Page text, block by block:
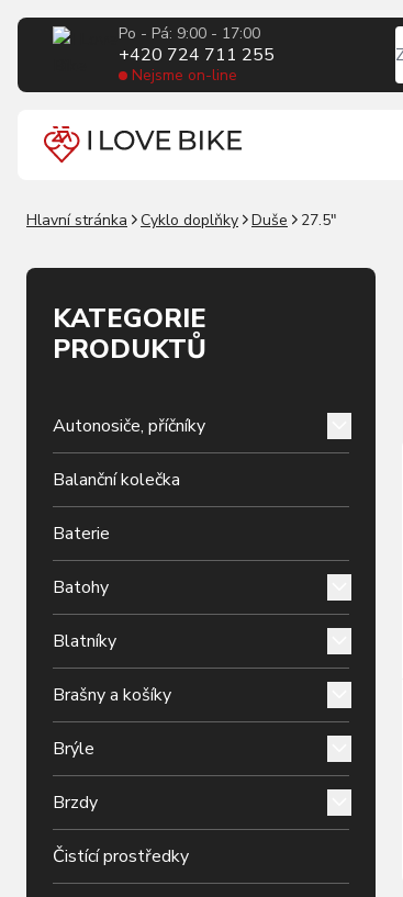
Po - Pá: 9:00 - 17:00
+420 724 711 255
Nejsme on-line
Hlavní stránka Cyklo doplňky Duše 27.5"
KATEGORIE
PRODUKTŮ
Autonosiče, příčníky
Balanční kolečka
Baterie
Batohy
Blatníky
Brašny a košíky
Brýle
Brzdy
Čistící prostředky